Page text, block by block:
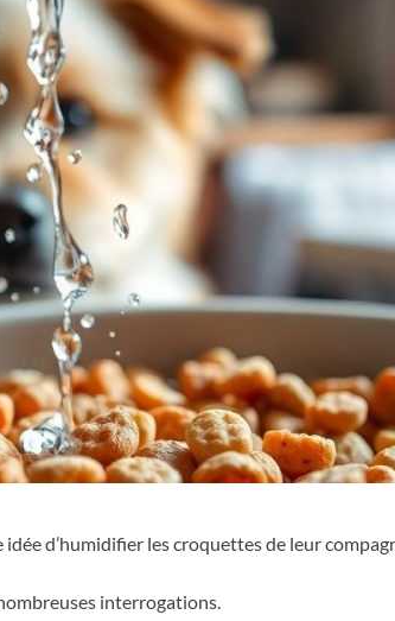
d’humidifier les croquettes de leur
interrogations.